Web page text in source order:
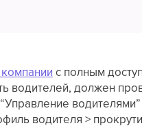
с полным
водителей, должен
водителя >